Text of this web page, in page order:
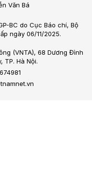
Văn Bá
BC do Cục Báo chí, Bộ
ngày 06/11/2025.
(VNTA), 68 Dương Đình
TP. Hà Nội.